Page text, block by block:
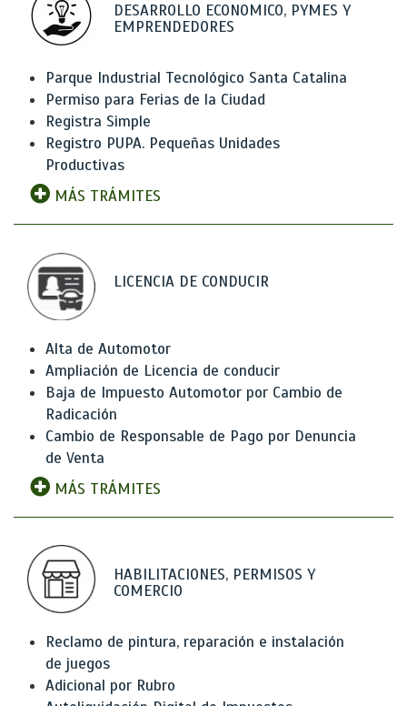
DESARROLLO ECONOMICO, PYMES Y
EMPRENDEDORES
Parque Industrial Tecnológico Santa Catalina
Permiso para Ferias de la Ciudad
Registra Simple
Registro PUPA. Pequeñas Unidades
Productivas
MÁS TRÁMITES
LICENCIA DE CONDUCIR
Alta de Automotor
Ampliación de Licencia de conducir
Baja de Impuesto Automotor por Cambio de
Radicación
Cambio de Responsable de Pago por Denuncia
de Venta
MÁS TRÁMITES
HABILITACIONES, PERMISOS Y
COMERCIO
Reclamo de pintura, reparación e instalación
de juegos
Adicional por Rubro